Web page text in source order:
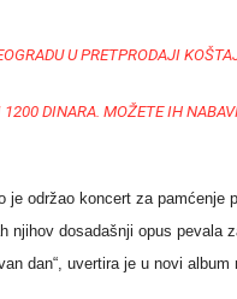
U PRETPRODAJI
DINARA. MOŽETE IH
je održao koncert za pamćenje
njihov dosadašnji opus pevala
dan“, uvertira je u novi album